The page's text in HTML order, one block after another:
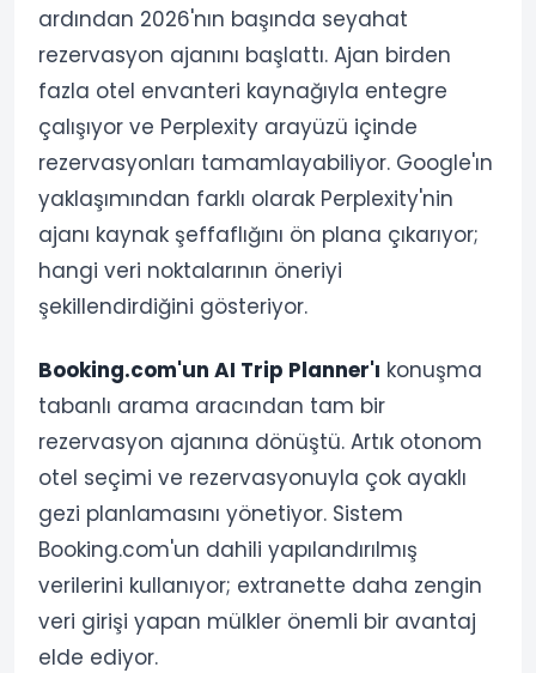
ardından 2026'nın başında seyahat
rezervasyon ajanını başlattı. Ajan birden
fazla otel envanteri kaynağıyla entegre
çalışıyor ve Perplexity arayüzü içinde
rezervasyonları tamamlayabiliyor. Google'ın
yaklaşımından farklı olarak Perplexity'nin
ajanı kaynak şeffaflığını ön plana çıkarıyor;
hangi veri noktalarının öneriyi
şekillendirdiğini gösteriyor.
Booking.com'un AI Trip Planner'ı konuşma
tabanlı arama aracından tam bir
rezervasyon ajanına dönüştü. Artık otonom
otel seçimi ve rezervasyonuyla çok ayaklı
gezi planlamasını yönetiyor. Sistem
Booking.com'un dahili yapılandırılmış
verilerini kullanıyor; extranette daha zengin
veri girişi yapan mülkler önemli bir avantaj
elde ediyor.